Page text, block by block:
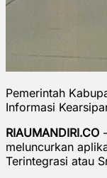
Pemerintah
Informasi
RIAUMANDIRI.CO
meluncurkan
Terintegrasi atau